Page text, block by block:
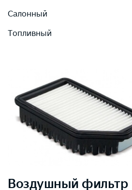
Салонный
Топливный
Воздушный фильтр